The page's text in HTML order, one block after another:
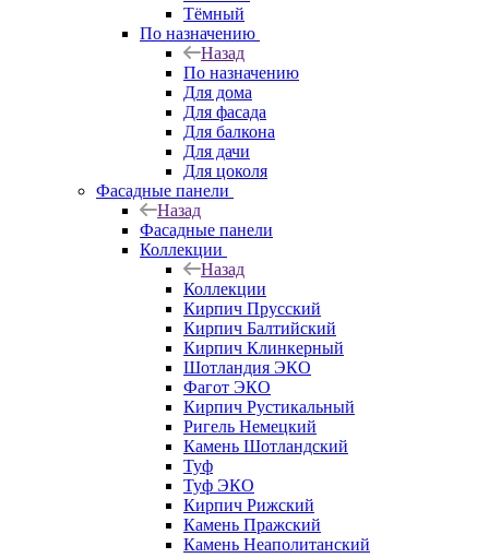
Тёмный
По назначению
Назад
По назначению
Для дома
Для фасада
Для балкона
Для дачи
Для цоколя
Фасадные панели
Назад
Фасадные панели
Коллекции
Назад
Коллекции
Кирпич Прусский
Кирпич Балтийский
Кирпич Клинкерный
Шотландия ЭКО
Фагот ЭКО
Кирпич Рустикальный
Ригель Немецкий
Камень Шотландский
Туф
Туф ЭКО
Кирпич Рижский
Камень Пражский
Камень Неаполитанский